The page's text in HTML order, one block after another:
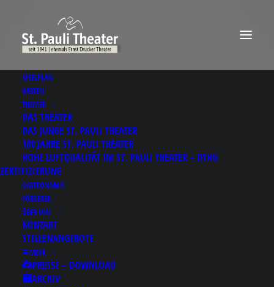
SPIELPLAN
KARTEN
THEATER
DAS THEATER
DAS JUNGE ST. PAULI THEATER
180 JAHRE ST. PAULI THEATER
HOHE LUFTQUALITÄT IM ST. PAULI THEATER – DTHG
ZERTIFIZIERUNG
GASTRONOMIE
FÖRDERER
ÜBER UNS
KONTAKT
STELLENANGEBOTE
MEHR
PRESSE – DOWNLOAD
ARCHIV